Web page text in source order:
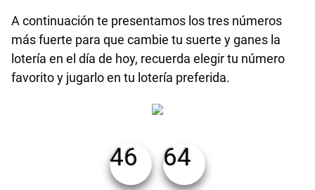
A continuación te presentamos los tres números
más fuerte para que cambie tu suerte y ganes la
lotería en el día de hoy, recuerda elegir tu número
favorito y jugarlo en tu lotería preferida.
46 64